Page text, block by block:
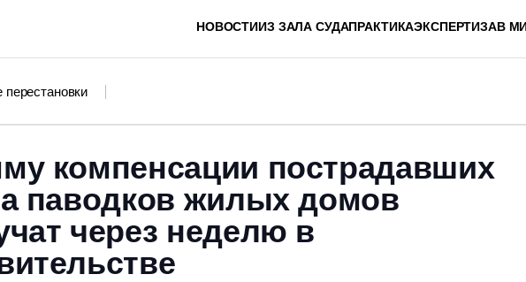
НОВОСТИИЗ ЗАЛА СУДАПРАКТИКАЭКСПЕРТИЗАВ
компенсации пострадавших
паводков жилых домов
через неделю в